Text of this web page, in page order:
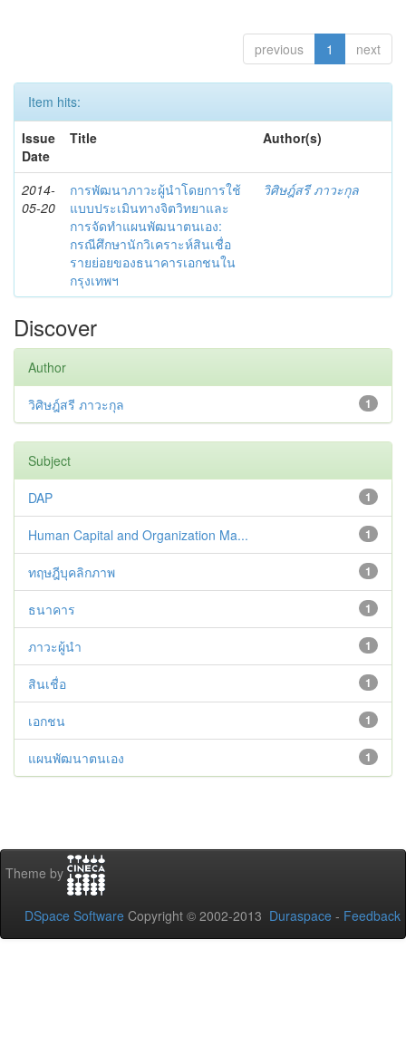
previous 1 next
Item hits:
Issue
Date
Title Author(s)
2014-
05-20
การพัฒนาภาวะผู้นำโดยการใช้
แบบประเมินทางจิตวิทยาและ
การจัดทำแผนพัฒนาตนเอง:
กรณีศึกษานักวิเคราะห์สินเชื่อ
รายย่อยของธนาคารเอกชนใน
กรุงเทพฯ
วิศิษฎ์สรี ภาวะกุล
Discover
Author
1
วิศิษฎ์สรี ภาวะกุล
Subject
1
DAP
1
Human Capital and Organization Ma...
1
ทฤษฎีบุคลิกภาพ
1
ธนาคาร
1
ภาวะผู้นำ
1
สินเชื่อ
1
เอกชน
1
แผนพัฒนาตนเอง
Theme by
DSpace Software Copyright © 2002-2013 Duraspace - Feedback